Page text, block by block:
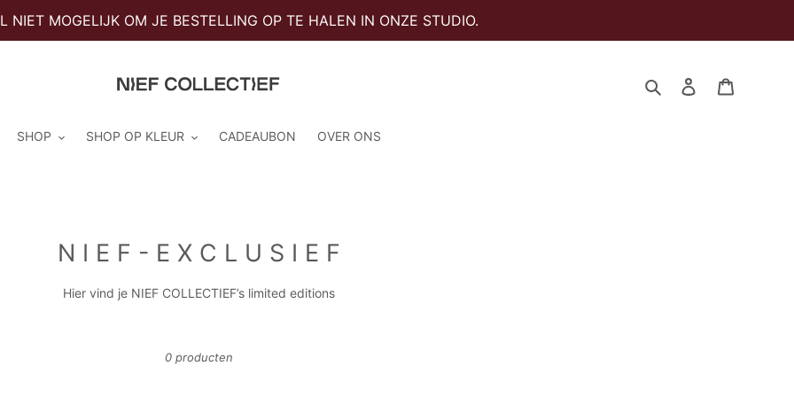
NIET MOGELIJK OM JE BESTELLING OP TE HALEN IN ONZE STUDIO.
Zoeken Aanmelden
SHOP SHOP OP KLEUR CADEAUBON OVER ONS
C
o
N I E F - E X C L U S I E F
Hier vind je NIEF COLLECTIEF’s limited editions
0 producten